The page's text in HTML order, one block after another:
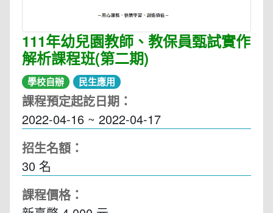
111年幼兒園教師、教保員甄試實作
解析課程班(第二期)
學校自辦 民生應用
課程預定起訖日期：
2022-04-16 ~ 2022-04-17
招生名額：
30 名
課程價格：